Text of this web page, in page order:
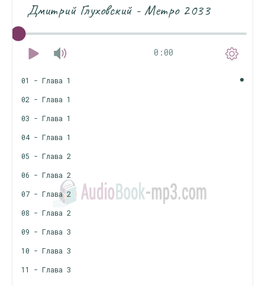
Дмитрий Глуховский - Метро 2033
0:00
01 - Глава 1
02 - Глава 1
03 - Глава 1
04 - Глава 1
05 - Глава 2
06 - Глава 2
07 - Глава 2
08 - Глава 2
09 - Глава 3
10 - Глава 3
11 - Глава 3